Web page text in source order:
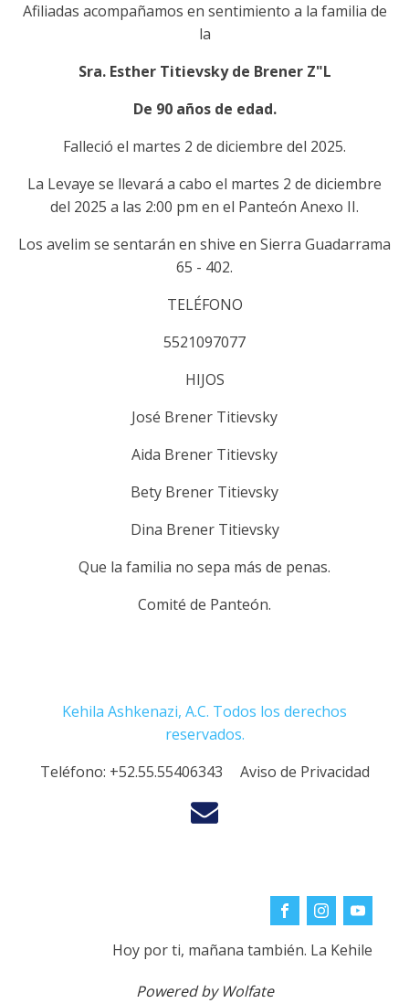
Afiliadas acompañamos en sentimiento a la familia de
la
Sra. Esther Titievsky de Brener Z"L
De 90 años de edad.
Falleció el martes 2 de diciembre del 2025.
La Levaye se llevará a cabo el martes 2 de diciembre
del 2025 a las 2:00 pm en el Panteón Anexo II.
Los avelim se sentarán en shive en Sierra Guadarrama
65 - 402.
TELÉFONO
5521097077
HIJOS
José Brener Titievsky
Aida Brener Titievsky
Bety Brener Titievsky
Dina Brener Titievsky
Que la familia no sepa más de penas.
Comité de Panteón.
Kehila Ashkenazi, A.C. Todos los derechos
reservados.
Teléfono: +52.55.55406343 Aviso de Privacidad
Hoy por ti, mañana también. La Kehile
Powered by Wolfate